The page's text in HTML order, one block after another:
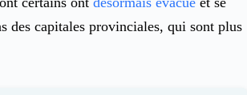
des capitales provinciales, qui sont plus